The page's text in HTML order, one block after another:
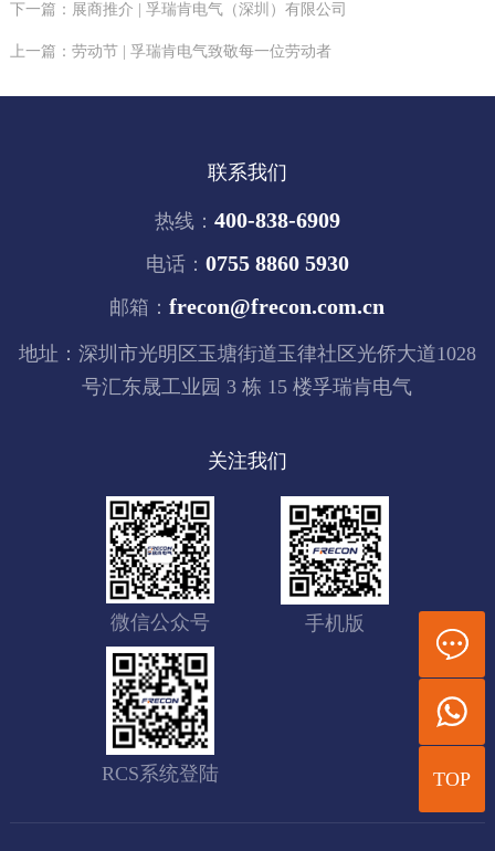
下一篇：展商推介 | 孚瑞肯电气（深圳）有限公司
上一篇：劳动节 | 孚瑞肯电气致敬每一位劳动者
联系我们
热线： 400-838-6909
电话： 0755 8860 5930
邮箱：frecon@frecon.com.cn
地址：深圳市光明区玉塘街道玉律社区光侨大道1028
号汇东晟工业园 3 栋 15 楼孚瑞肯电气
关注我们
微信公众号 手机版
RCS系统登陆 TOP